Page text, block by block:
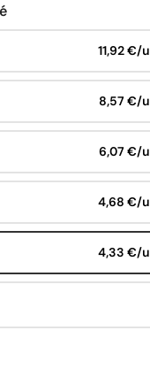
11,92 €/u
8,57 €/u
6,07 €/u
4,68 €/u
4,33 €/u